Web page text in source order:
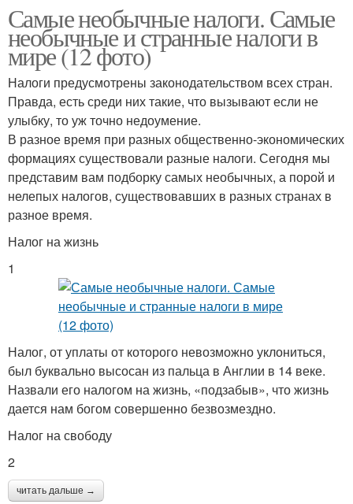
Самые необычные налоги. Самые
необычные и странные налоги в
мире (12 фото)
Налоги предусмотрены законодательством всех стран.
Правда, есть среди них такие, что вызывают если не
улыбку, то уж точно недоумение.
В разное время при разных общественно-экономических
формациях существовали разные налоги. Сегодня мы
представим вам подборку самых необычных, а порой и
нелепых налогов, существовавших в разных странах в
разное время.
Налог на жизнь
1
Налог, от уплаты от которого невозможно уклониться,
был буквально высосан из пальца в Англии в 14 веке.
Назвали его налогом на жизнь, «подзабыв», что жизнь
дается нам богом совершенно безвозмездно.
Налог на свободу
2
читать дальше →